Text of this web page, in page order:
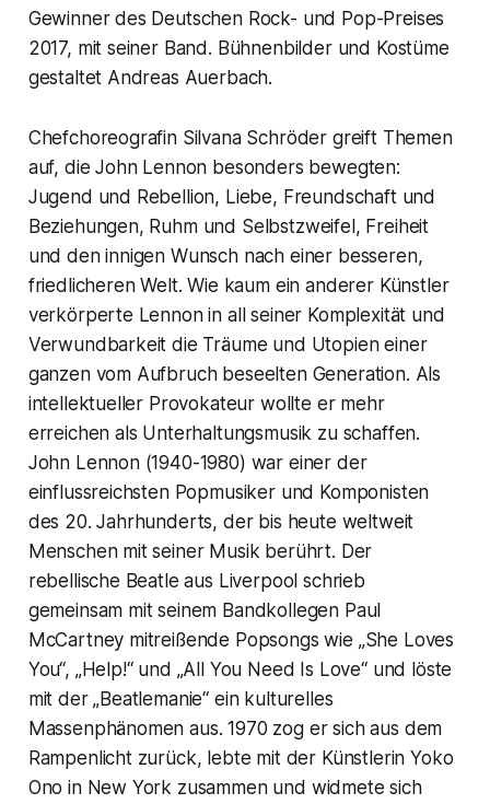
Gewinner des Deutschen Rock- und Pop-Preises
2017, mit seiner Band. Bühnenbilder und Kostüme
gestaltet Andreas Auerbach.
Chefchoreografin Silvana Schröder greift Themen
auf, die John Lennon besonders bewegten:
Jugend und Rebellion, Liebe, Freundschaft und
Beziehungen, Ruhm und Selbstzweifel, Freiheit
und den innigen Wunsch nach einer besseren,
friedlicheren Welt. Wie kaum ein anderer Künstler
verkörperte Lennon in all seiner Komplexität und
Verwundbarkeit die Träume und Utopien einer
ganzen vom Aufbruch beseelten Generation. Als
intellektueller Provokateur wollte er mehr
erreichen als Unterhaltungsmusik zu schaffen.
John Lennon (1940-1980) war einer der
einflussreichsten Popmusiker und Komponisten
des 20. Jahrhunderts, der bis heute weltweit
Menschen mit seiner Musik berührt. Der
rebellische Beatle aus Liverpool schrieb
gemeinsam mit seinem Bandkollegen Paul
McCartney mitreißende Popsongs wie „She Loves
You“, „Help!“ und „All You Need Is Love“ und löste
mit der „Beatlemanie“ ein kulturelles
Massenphänomen aus. 1970 zog er sich aus dem
Rampenlicht zurück, lebte mit der Künstlerin Yoko
Ono in New York zusammen und widmete sich